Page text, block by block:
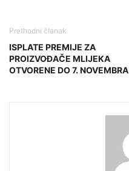
Prethodni članak
ISPLATE PREMIJE ZA
PROIZVOĐAČE MLIJEKA
OTVORENE DO 7. NOVEMBRA